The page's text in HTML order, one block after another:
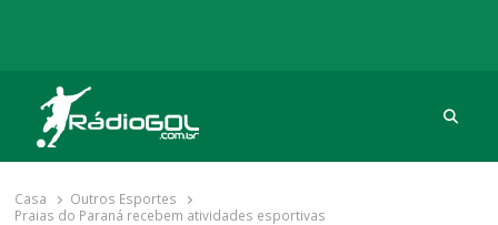
Rádio Gol
Há mais de 20 anos com as melhores coberturas
Casa
Outros Esportes
Praias do Paraná recebem atividades esportivas